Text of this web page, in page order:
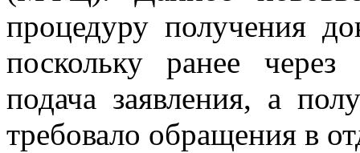
процедуру получения
поскольку ранее
подача заявления, а
требовало обращения в